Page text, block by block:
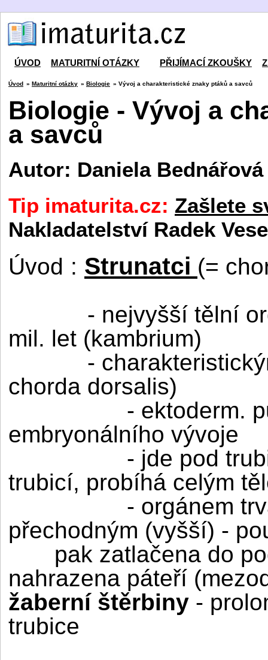
ÚVOD MATURITNÍ OTÁZKY PŘIJÍMACÍ ZKOUŠKY
Úvod » Maturitní otázky » Biologie » Vývoj a charakteristické znaky ptáků a savců
Biologie - Vývoj a
a savců
Autor: Daniela Bednářová
Tip imaturita.cz: Zašlete
Nakladatelství Radek
Úvod : Strunatci (=
- nejvyšší tělní
mil. let (kambrium)
-
chorda dorsalis)
- ektoderm.
embryonálního vývoje
- jde pod
trubicí, probíhá celým
- orgánem
přechodným (vyšší) -
pak zatlačena do
nahrazena páteří
žaberní štěrbiny -
trubice